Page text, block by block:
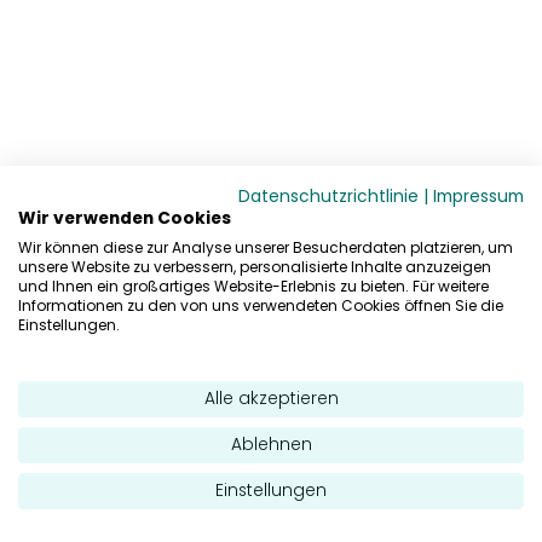
Datenschutzrichtlinie | Impressum
Wir verwenden Cookies
Wir können diese zur Analyse unserer Besucherdaten platzieren, um
unsere Website zu verbessern, personalisierte Inhalte anzuzeigen
und Ihnen ein großartiges Website-Erlebnis zu bieten. Für weitere
Informationen zu den von uns verwendeten Cookies öffnen Sie die
Einstellungen.
Alle akzeptieren
Ablehnen
Einstellungen